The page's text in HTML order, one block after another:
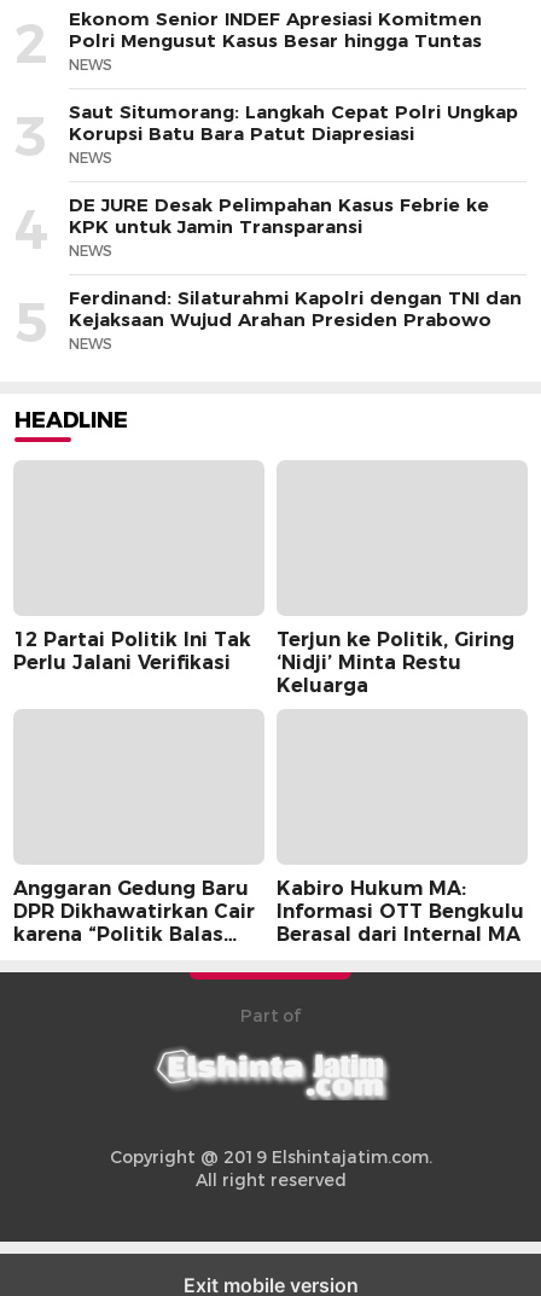
2
Ekonom Senior INDEF Apresiasi Komitmen
Polri Mengusut Kasus Besar hingga Tuntas
NEWS
3
Saut Situmorang: Langkah Cepat Polri Ungkap
Korupsi Batu Bara Patut Diapresiasi
NEWS
4
DE JURE Desak Pelimpahan Kasus Febrie ke
KPK untuk Jamin Transparansi
NEWS
5
Ferdinand: Silaturahmi Kapolri dengan TNI dan
Kejaksaan Wujud Arahan Presiden Prabowo
NEWS
HEADLINE
12 Partai Politik Ini Tak
Perlu Jalani Verifikasi
Terjun ke Politik, Giring
‘Nidji’ Minta Restu
Keluarga
Anggaran Gedung Baru
DPR Dikhawatirkan Cair
karena “Politik Balas
Kabiro Hukum MA:
Informasi OTT Bengkulu
Berasal dari Internal MA
Part of
Copyright @ 2019 Elshintajatim.com.
All right reserved
Exit mobile version